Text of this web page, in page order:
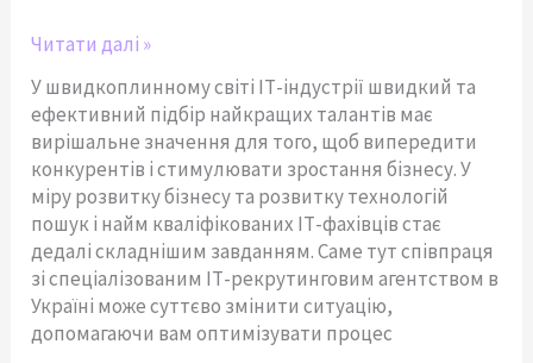
Читати далі »
У швидкоплинному світі ІТ-індустрії швидкий та
ефективний підбір найкращих талантів має
вирішальне значення для того, щоб випередити
конкурентів і стимулювати зростання бізнесу. У
міру розвитку бізнесу та розвитку технологій
пошук і найм кваліфікованих ІТ-фахівців стає
дедалі складнішим завданням. Саме тут співпраця
зі спеціалізованим ІТ-рекрутинговим агентством в
Україні може суттєво змінити ситуацію,
допомагаючи вам оптимізувати процес